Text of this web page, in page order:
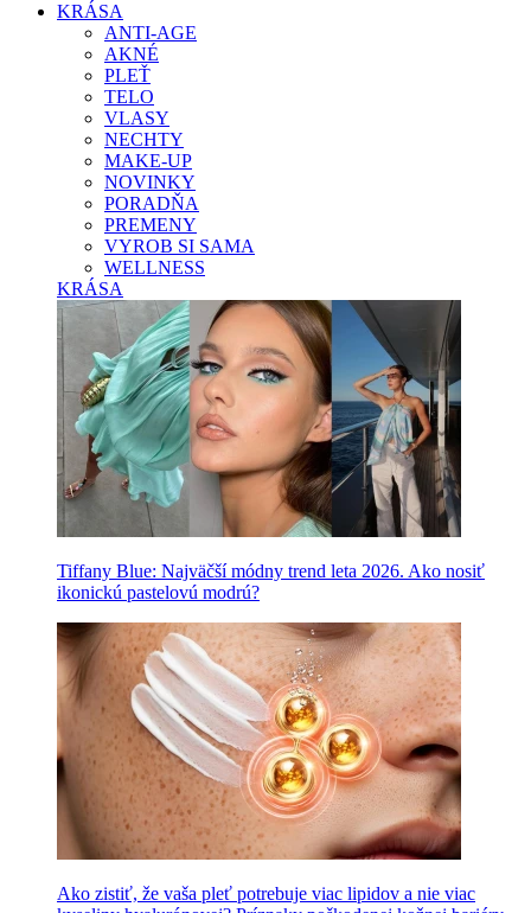
KRÁSA
ANTI-AGE
AKNÉ
PLEŤ
TELO
VLASY
NECHTY
MAKE-UP
NOVINKY
PORADŇA
PREMENY
VYROB SI SAMA
WELLNESS
KRÁSA
Tiffany Blue: Najväčší módny trend leta 2026. Ako nosiť
ikonickú pastelovú modrú?
Ako zistiť, že vaša pleť potrebuje viac lipidov a nie viac